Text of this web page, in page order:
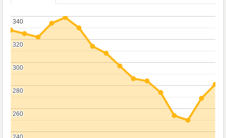
260
260
280
280
300
300
320
320
340
340